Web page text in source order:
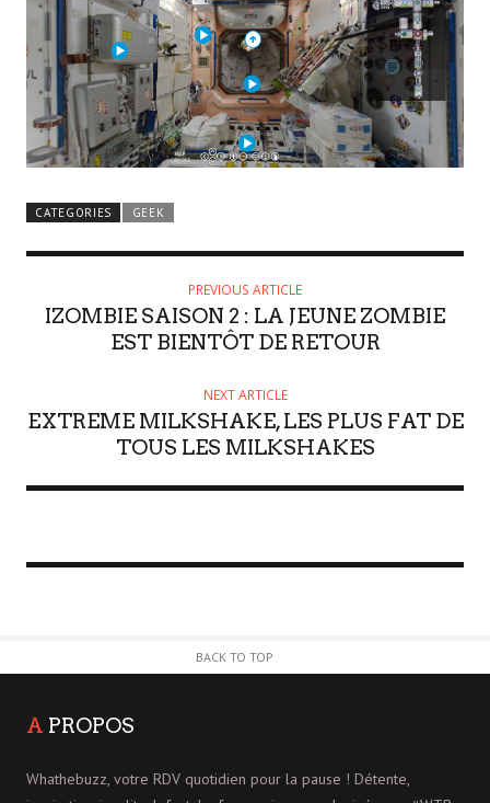
CATEGORIES GEEK
PREVIOUS ARTICLE
IZOMBIE SAISON 2 : LA JEUNE ZOMBIE
EST BIENTÔT DE RETOUR
NEXT ARTICLE
EXTREME MILKSHAKE, LES PLUS FAT DE
TOUS LES MILKSHAKES
BACK TO TOP
A PROPOS
Whathebuzz, votre RDV quotidien pour la pause ! Détente,